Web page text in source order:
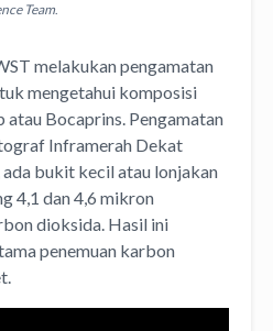
Team.
melakukan pengamatan
mengetahui komposisi
Bocaprins. Pengamatan
Inframerah Dekat
ada bukit kecil atau lonjakan
4,1 dan 4,6 mikron
dioksida. Hasil ini
penemuan karbon